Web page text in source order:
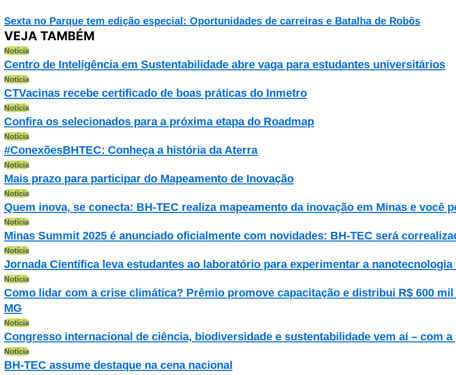
Sexta no Parque tem edição especial: Oportunidades de carreiras e Batalha de Robôs
VEJA TAMBÉM
Notícia
Centro de Inteligência em Sustentabilidade abre vaga para estudantes universitários
Notícia
CTVacinas recebe certificado de boas práticas do Inmetro
Notícia
Confira os selecionados para a próxima etapa do Roadmap
Notícia
#ConexõesBHTEC: Conheça a história da Aterra
Notícia
Mais prazo para participar do Mapeamento de Inovação
Notícia
Quem inova, se conecta: BH-TEC realiza mapeamento da inovação em Minas e você
Notícia
Minas Summit 2025 é anunciado oficialmente com novidades: BH-TEC será
Notícia
Jornada Científica leva estudantes ao laboratório para experimentar a nanotecnologia
Notícia
Como lidar com a crise climática? Prêmio promove capacitação e distribui R$ 600
MG
Notícia
Congresso internacional de ciência, biodiversidade e sustentabilidade vem aí – com a
Notícia
BH-TEC assume destaque na cena nacional